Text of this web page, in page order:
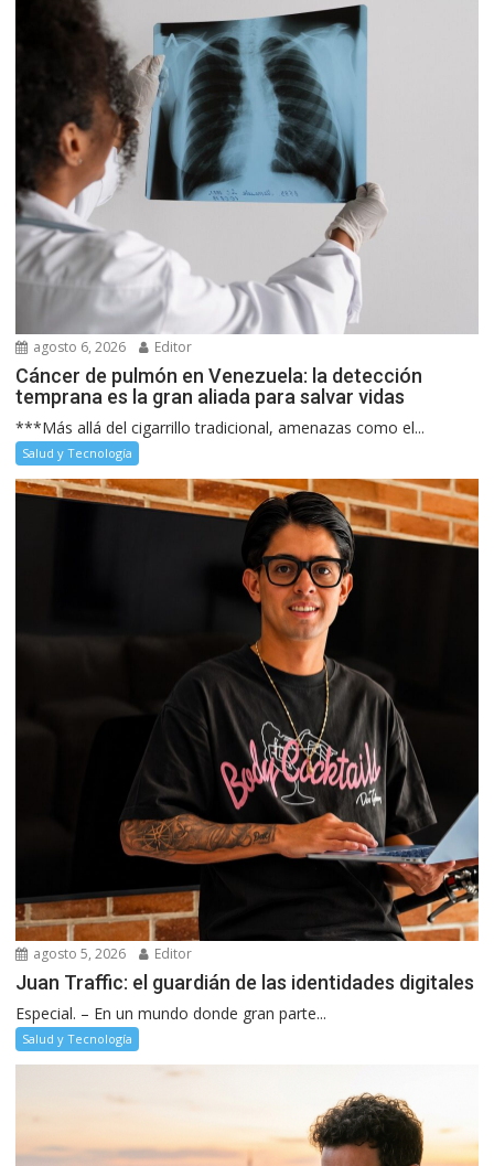
agosto 6, 2026 Editor
Cáncer de pulmón en Venezuela: la detección
temprana es la gran aliada para salvar vidas
***Más allá del cigarrillo tradicional, amenazas como el...
Salud y Tecnología
agosto 5, 2026 Editor
Juan Traffic: el guardián de las identidades digitales
Especial. – En un mundo donde gran parte...
Salud y Tecnología